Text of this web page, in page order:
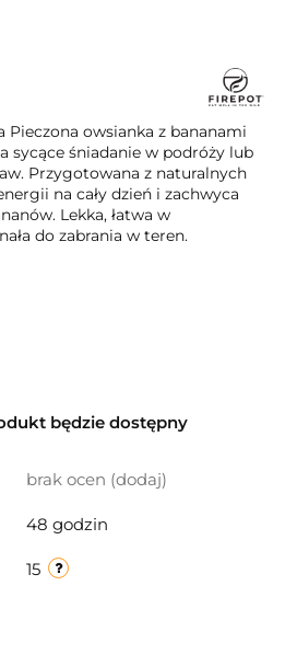
Pieczona owsianka z bananami
sycące śniadanie w podróży lub
Przygotowana z naturalnych
na cały dzień i zachwyca
Lekka, łatwa w
do zabrania w teren.
będzie dostępny
brak ocen (dodaj)
48 godzin
15